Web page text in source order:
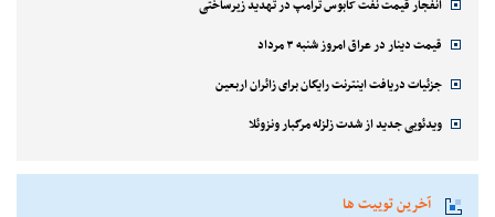
انفجار قیمت نفت کابوس ترامپ در تهدید زیرساختی
قیمت دینار در عراق امروز شنبه ۳ مرداد
جزئیات دریافت اینترنت رایگان برای زائران اربعین
ویدئویی جدید از شدت زلزله مرگبار ونزوئلا
آخرین توییت ها